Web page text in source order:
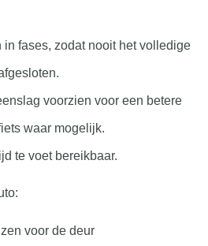
in fases, zodat nooit het volledige
voorzien voor een betere
waar mogelijk.
te voet bereikbaar.
voor de deur